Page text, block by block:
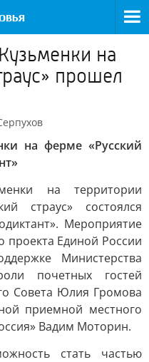
на
прошел
на ферме «Русский
на территории
страус» состоялся
Мероприятие
проекта Единой России
Министерства
почетных гостей
Совета Юлия Громова
приемной местного
Вадим Моторин.
стать частью